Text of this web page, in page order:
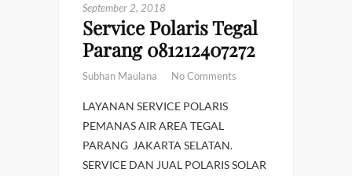
September 2, 2018
Service Polaris Tegal
Parang 081212407272
Subhan Maulana No Comments
LAYANAN SERVICE POLARIS
PEMANAS AIR AREA TEGAL
PARANG JAKARTA SELATAN.
SERVICE DAN JUAL POLARIS SOLAR